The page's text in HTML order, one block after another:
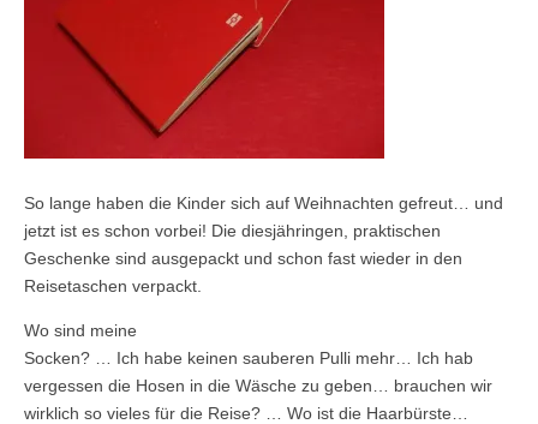
So lange haben die Kinder sich auf Weihnachten gefreut… und
jetzt ist es schon vorbei! Die diesjähringen, praktischen
Geschenke sind ausgepackt und schon fast wieder in den
Reisetaschen verpackt.
Wo sind meine
Socken? … Ich habe keinen sauberen Pulli mehr… Ich hab
vergessen die Hosen in die Wäsche zu geben… brauchen wir
wirklich so vieles für die Reise? … Wo ist die Haarbürste…